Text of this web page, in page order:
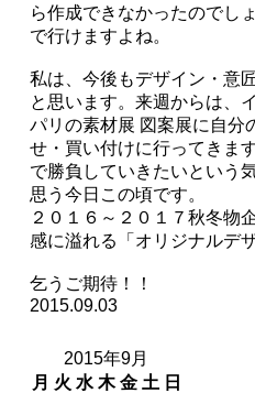
ら作成できなかったのでし
で行けますよね。
私は、今後もデザイン・意
と思います。来週からは、
パリの素材展 図案展に自分
せ・買い付けに行ってきま
で勝負していきたいという
思う今日この頃です。
２０１６～２０１７秋冬物
感に溢れる「オリジナルデ
乞うご期待！！
2015.09.03
2015年9月
月 火 水 木 金 土 日